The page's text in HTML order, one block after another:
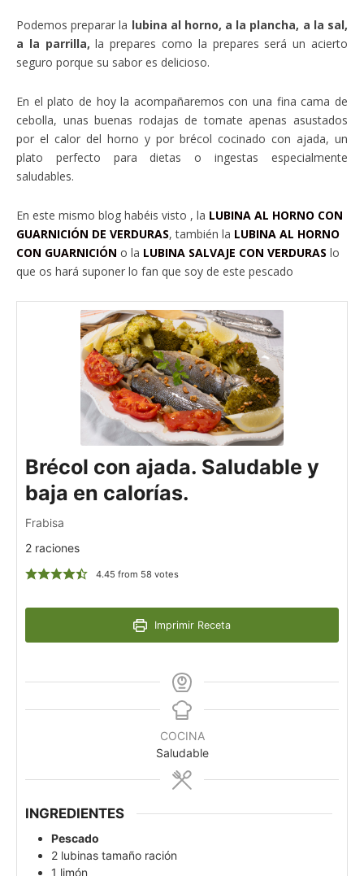
Podemos preparar la lubina al horno, a la plancha, a la sal,
a la parrilla, la prepares como la prepares será un acierto
seguro porque su sabor es delicioso.
En el plato de hoy la acompañaremos con una fina cama de
cebolla, unas buenas rodajas de tomate apenas asustados
por el calor del horno y por brécol cocinado con ajada, un
plato perfecto para dietas o ingestas especialmente
saludables.
En este mismo blog habéis visto , la LUBINA AL HORNO CON
GUARNICIÓN DE VERDURAS, también la LUBINA AL HORNO
CON GUARNICIÓN o la LUBINA SALVAJE CON VERDURAS lo
que os hará suponer lo fan que soy de este pescado
Brécol con ajada. Saludable y
baja en calorías.
Frabisa
2 raciones
4.45 from 58 votes
Imprimir Receta
COCINA
Saludable
INGREDIENTES
Pescado
2 lubinas tamaño ración
1 limón